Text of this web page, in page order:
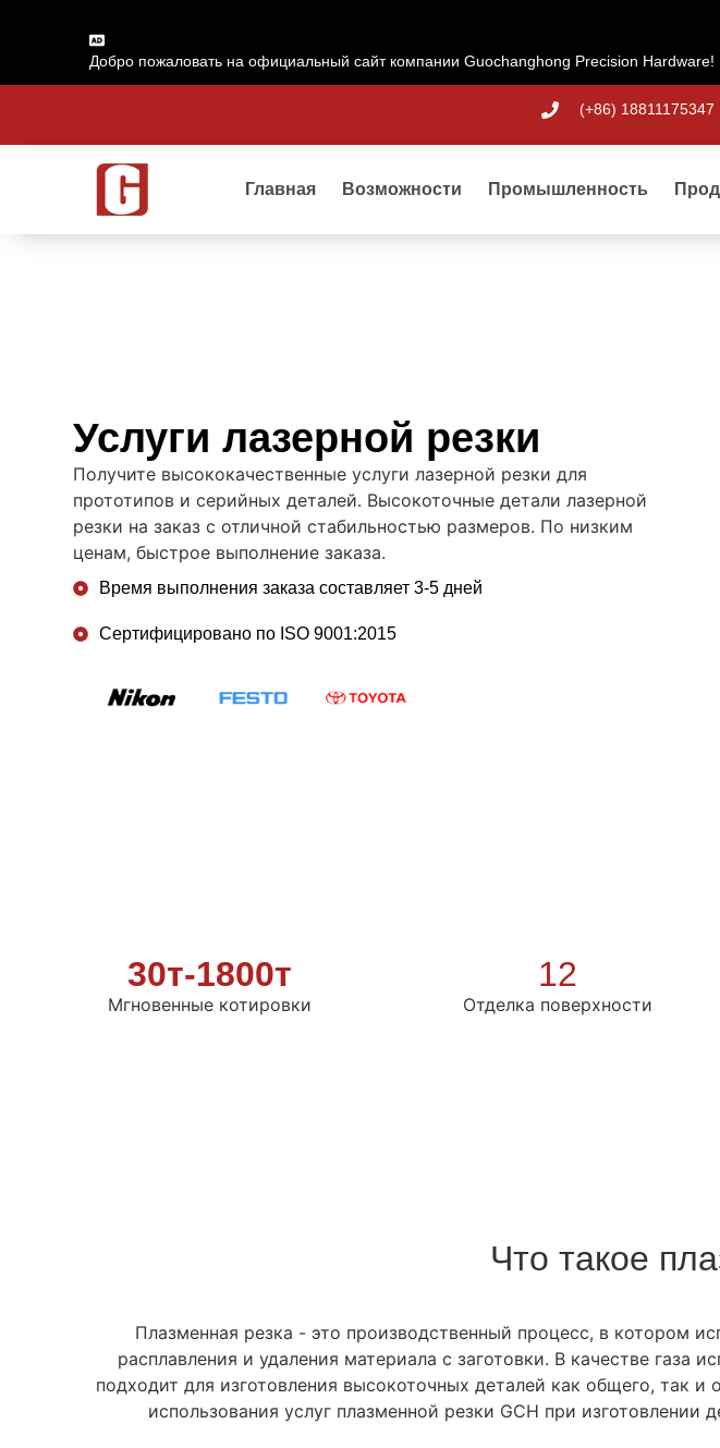
Добро пожаловать на официальный сайт компании Guochanghong Precision Hardware!
(+86) 18811175347
Главная Возможности Промышленность
Услуги лазерной резки
Получите высококачественные услуги лазерной резки для
прототипов и серийных деталей. Высокоточные детали лазерной
резки на заказ с отличной стабильностью размеров. По низким
ценам, быстрое выполнение заказа.
Время выполнения заказа составляет 3-5 дней
Сертифицировано по ISO 9001:2015
30т-1800т
Мгновенные котировки
12
Отделка поверхности
Что такое
Плазменная резка - это производственный процесс, в котором
расплавления и удаления материала с заготовки. В качестве газа
подходит для изготовления высокоточных деталей как общего, так
использования услуг плазменной резки GCH при